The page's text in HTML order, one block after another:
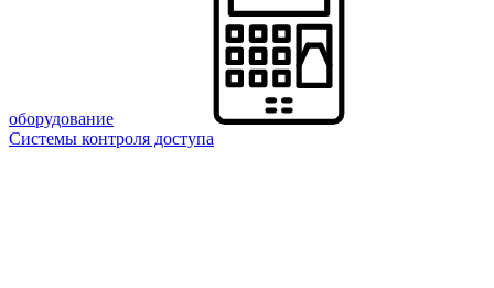
оборудование
Системы контроля доступа